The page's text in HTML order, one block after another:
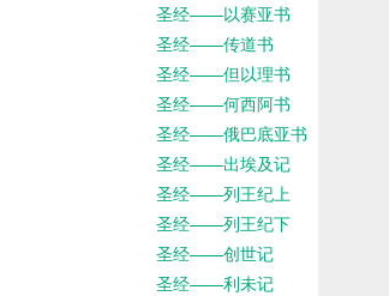
圣经——以赛亚书
圣经——传道书
圣经——但以理书
圣经——何西阿书
圣经——俄巴底亚书
圣经——出埃及记
圣经——列王纪上
圣经——列王纪下
圣经——创世记
圣经——利未记